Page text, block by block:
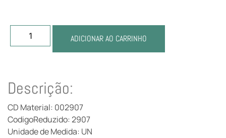
ADICIONAR AO CARRINHO
Descrição:
CD Material: 002907
CodigoReduzido: 2907
Unidade de Medida: UN